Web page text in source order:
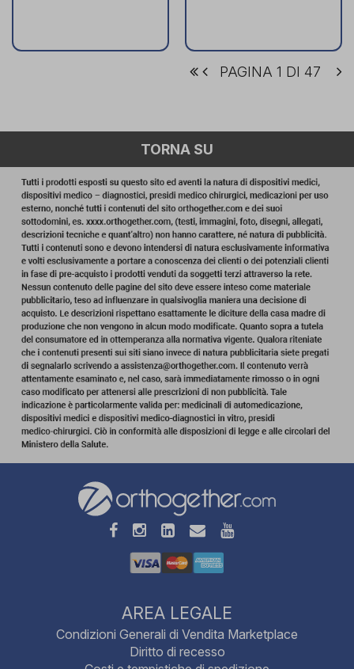
PAGINA 1 DI 47
TORNA SU
AREA LEGALE
Condizioni Generali di Vendita Marketplace
Diritto di recesso